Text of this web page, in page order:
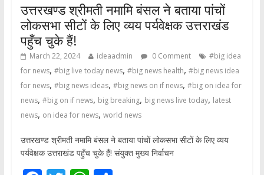
उत्तरखण्ड श्रीमती नमामि बंसल ने बताया पांचों
लोकसभा सीटों के लिए व्यय पर्यवेक्षक उत्तराखंड
पहुँच चुके हैं!
March 22, 2024 ideaadmin 0 Comment
#big idea
for news, #big live today news, #big news health, #big news idea
for news, #big news ideas, #big news on if news, #big on idea for
news, #big on if news, big breaking, big news live today, latest
news, on idea for news, world news
उत्तरखण्ड श्रीमती नमामि बंसल ने बताया पांचों लोकसभा सीटों के लिए व्यय
पर्यवेक्षक उत्तराखंड पहुँच चुके हैं! संयुक्त मुख्य निर्वाचन